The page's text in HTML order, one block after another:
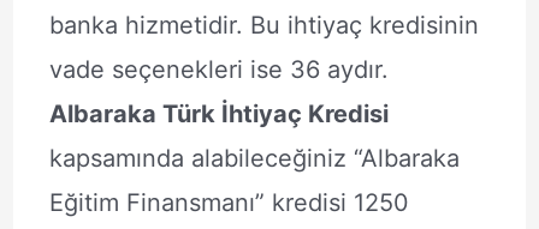
banka hizmetidir. Bu ihtiyaç kredisinin
vade seçenekleri ise 36 aydır.
Albaraka Türk İhtiyaç Kredisi
kapsamında alabileceğiniz “Albaraka
Eğitim Finansmanı” kredisi 1250